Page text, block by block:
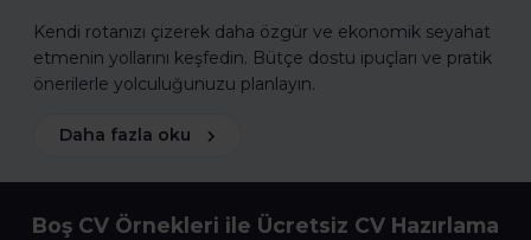
Kendi rotanızı çizerek daha özgür ve ekonomik seyahat
etmenin yollarını keşfedin. Bütçe dostu ipuçları ve pratik
önerilerle yolculuğunuzu planlayın.
Daha fazla oku
Boş CV Örnekleri ile Ücretsiz CV Hazırlama